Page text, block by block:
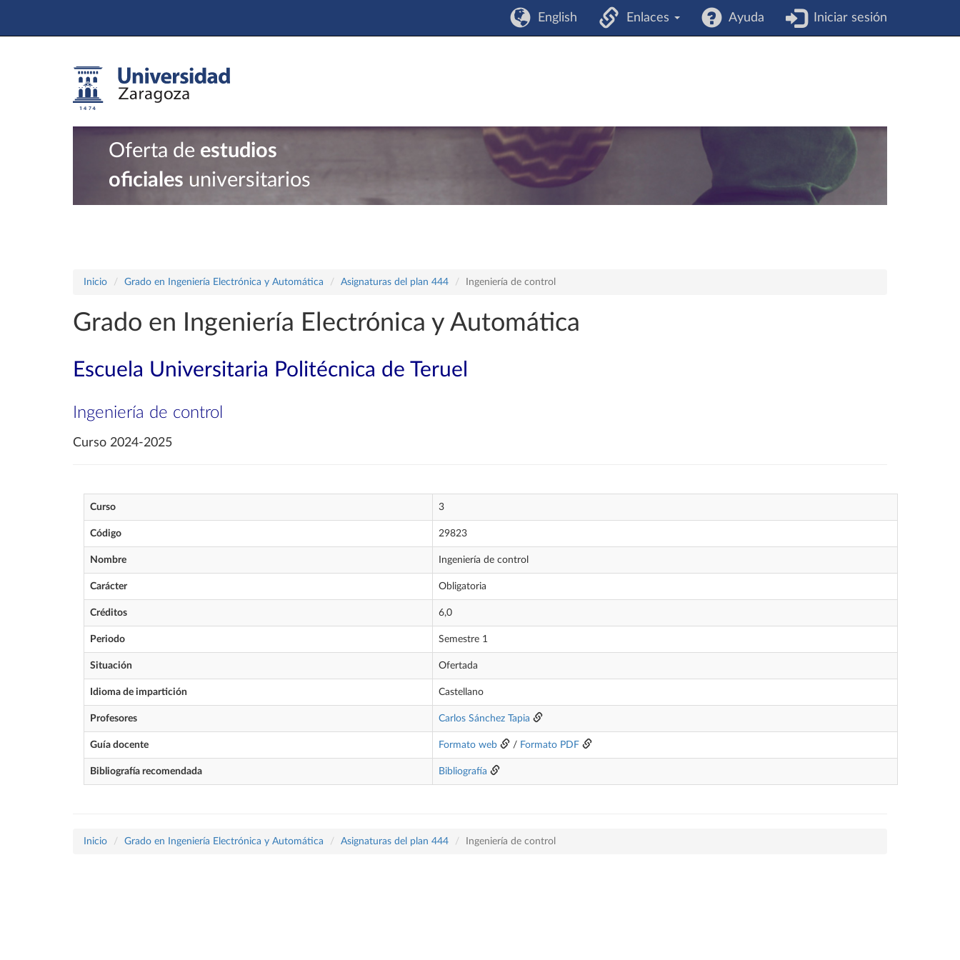
English Enlaces Ayuda Iniciar sesión
Oferta de estudios
oficiales universitarios
Inicio Grado en Ingeniería Electrónica y Automática Asignaturas del plan 444 Ingeniería de control
Grado en Ingeniería Electrónica y Automática
Escuela Universitaria Politécnica de Teruel
Ingeniería de control
Curso 2024-2025
Curso 3
Código 29823
Nombre Ingeniería de control
Carácter Obligatoria
Créditos 6,0
Periodo Semestre 1
Situación Ofertada
Idioma de impartición Castellano
Profesores Carlos Sánchez Tapia
Guía docente Formato web / Formato PDF
Bibliografía recomendada Bibliografía
Inicio Grado en Ingeniería Electrónica y Automática Asignaturas del plan 444 Ingeniería de control